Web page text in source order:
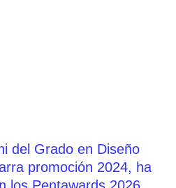
del Grado en Diseño
promoción 2024, ha